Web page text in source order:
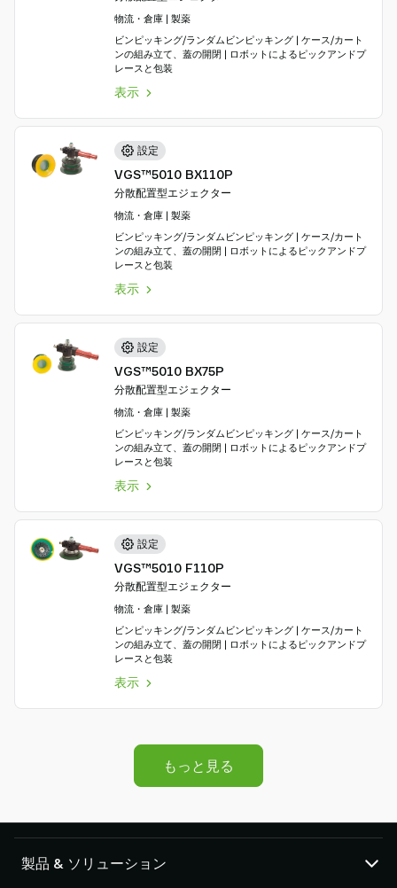
物流・倉庫 | 製薬
ビンピッキング/ランダムビンピッキング | ケース/カート
ンの組み立て、蓋の開閉 | ロボットによるピックアンドプ
レースと包装
表示
設定
VGS™5010 BX110P
分散配置型エジェクター
物流・倉庫 | 製薬
ビンピッキング/ランダムビンピッキング | ケース/カート
ンの組み立て、蓋の開閉 | ロボットによるピックアンドプ
レースと包装
表示
設定
VGS™5010 BX75P
分散配置型エジェクター
物流・倉庫 | 製薬
ビンピッキング/ランダムビンピッキング | ケース/カート
ンの組み立て、蓋の開閉 | ロボットによるピックアンドプ
レースと包装
表示
設定
VGS™5010 F110P
分散配置型エジェクター
物流・倉庫 | 製薬
ビンピッキング/ランダムビンピッキング | ケース/カート
ンの組み立て、蓋の開閉 | ロボットによるピックアンドプ
レースと包装
表示
もっと見る
製品 & ソリューション